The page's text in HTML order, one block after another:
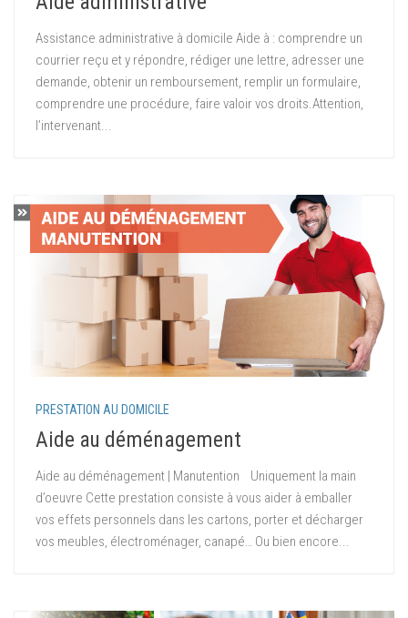
Assistance administrative à domicile Aide à : comprendre un
courrier reçu et y répondre, rédiger une lettre, adresser une
demande, obtenir un remboursement, remplir un formulaire,
comprendre une procédure, faire valoir vos droits.Attention,
l’intervenant...
PRESTATION AU DOMICILE
Aide au déménagement
Aide au déménagement | Manutention Uniquement la main
d’oeuvre Cette prestation consiste à vous aider à emballer
vos effets personnels dans les cartons, porter et décharger
vos meubles, électroménager, canapé… Ou bien encore...